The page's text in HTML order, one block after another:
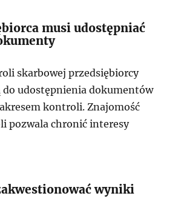
musi udostępniać
skarbowej przedsiębiorcy
do udostępnienia dokumentów
kontroli. Znajomość
pozwala chronić interesy
wyniki